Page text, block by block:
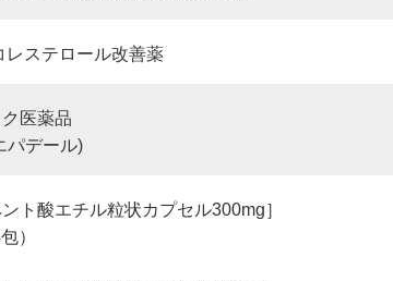
レステロール改善薬
医薬品
パデール)
ント酸エチル粒状カプセル300mg］
）